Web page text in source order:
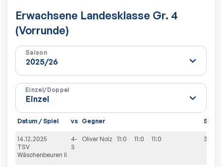
Erwachsene Landesklasse Gr. 4
(Vorrunde)
Saison
Einzel/Doppel
Datum / Spiel vs Gegner Sätze
14.12.2025
TSV
Wäschenbeuren II
4-
3
Oliver Nolz 11:0 11:0 11:0 3:0